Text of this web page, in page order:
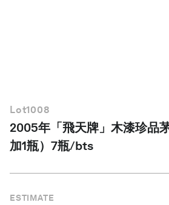
Lot1008
2005年「飛天牌」木漆珍品
加1瓶）7瓶/bts
ESTIMATE